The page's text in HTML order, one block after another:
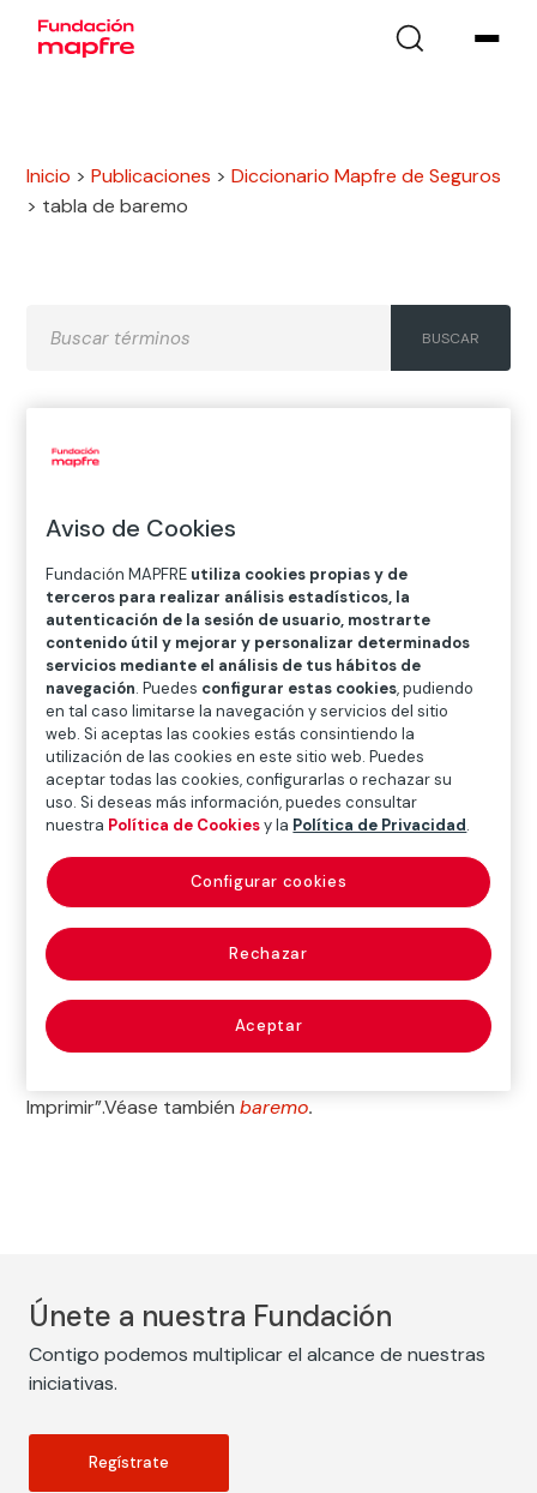
Inicio >Publicaciones >Diccionario Mapfre de Seguros
> tabla de baremo
A
V
W X Y Z
Diccionario de seguros
tabla de baremo
(cale chart)
A los efectos del cálculo de la garantía financiera
ambiental, constituye un instrumento sectorial para el
análisis del riesgo; está prevista para los sectores o
de homogeneidad, permitan la estandarización de sus
riesgos ambientales como “Tabla de Baremos del
Imprimir”.Véase tambiénbaremo.
Únete a nuestra Fundación
Contigo podemos multiplicar el alcance de nuestras
iniciativas.
Regístrate
Aviso de Cookies
Fundación MAPFRE utiliza cookies propias y de
terceros para realizar análisis estadísticos, la
autenticación de la sesión de usuario, mostrarte
contenido útil y mejorar y personalizar determinados
servicios mediante el análisis de tus hábitos de
navegación. Puedes configurar estas cookies, pudiendo
en tal caso limitarse la navegación y servicios del sitio
web. Si aceptas las cookies estás consintiendo la
utilización de las cookies en este sitio web. Puedes
aceptar todas las cookies, configurarlas o rechazar su
uso. Si deseas más información, puedes consultar
nuestra Política de Cookiesy la Política de Privacidad.
Rechazar
Aceptar
Configurar cookies